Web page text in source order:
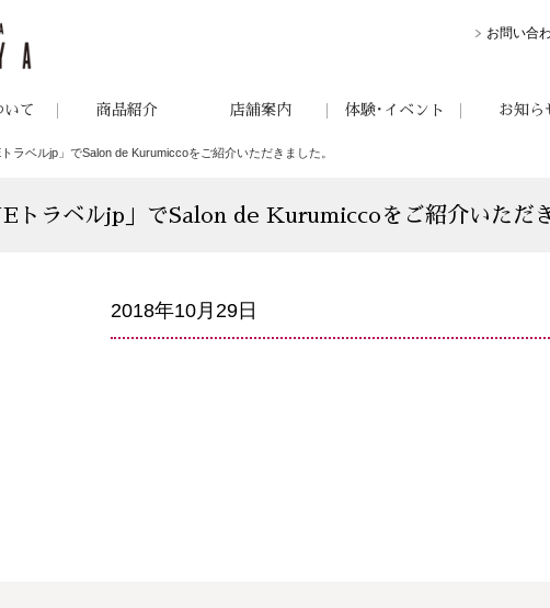
お問い合
いて 商品紹介 店舗案内 体験･イベント お知ら
トラベルjp」でSalon de Kurumiccoをご紹介いただきました。
トラベルjp」でSalon de Kurumiccoをご紹介いただき
2018年10月29日